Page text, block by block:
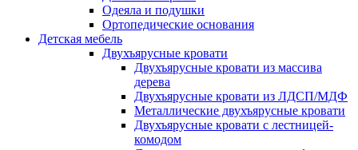
Одеяла и подушки
Ортопедические основания
Детская мебель
Двухъярусные кровати
Двухъярусные кровати из массива
дерева
Двухъярусные кровати из ЛДСП/МДФ
Металлические двухъярусные кровати
Двухъярусные кровати с лестницей-
комодом